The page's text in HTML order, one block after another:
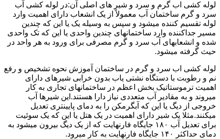
لوله کشی اب گرم و سرد و شیر های اصلی آن:در لوله کشی آب
سرد و گرم ساختمان آب معمولاً از یک انشعاب دارای اهمیت وارد
لوله تقسیم کننده میشود و سپس به وسیله یک یا این که چندین
مسیر جداکننده وارد ساختمانهای چندین واحدی یا این که تک واحدی
شده و انشعابهای آب سرد و گرم مصرفی برای ورود به هر واحد در
حیث گرفته میشود.
لوله کشی اب سرد و گرم در ساختمان آموزش نحوه تشخیص و رفع
نم و رطوبت با دستگاه نشتی یاب بدون خرابی شیرهای دارای
اهمیت ترموستاتیک بخش اعظم در ساختمانهای تجاری به کار
میروند و به مقادیر آب متعددی نیاز دارا هستند.این شیرها آب
خروجی از دیگ یا این که آبگرمکن را به دمای پایینتری تعدیل
میکنند.مثلا یک شیر دارای اهمیت در یک هتل یا این که یک سوئیت
برای تعدیل آب ۱۸۰ جایگاه فارنهایت که از یک دیگ بیرون میشود به
دمای حداکثر ۱۴۰ جایگاه فارنهایت به کار میرود.